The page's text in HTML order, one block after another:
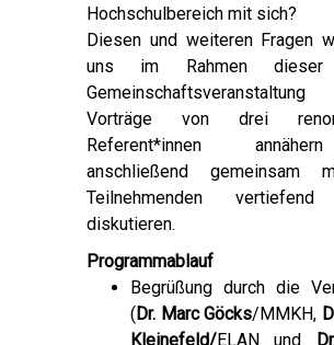
Hochschulbereich mit sich?
Diesen und weiteren Fragen
uns im Rahmen dieser
Vorträge von drei
Referent*innen
anschließend gemeinsam
Teilnehmenden vertiefend
diskutieren.
Programmablauf
Begrüßung durch die
(Dr. Marc Göcks/MMKH,
Kleinefeld/ELAN und